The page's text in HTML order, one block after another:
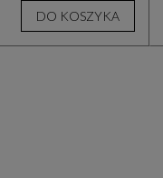
DO KOSZYKA